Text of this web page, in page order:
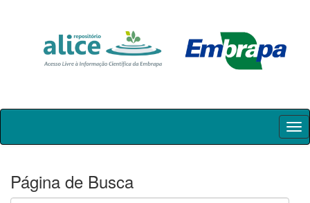
Skip
Página de Busca